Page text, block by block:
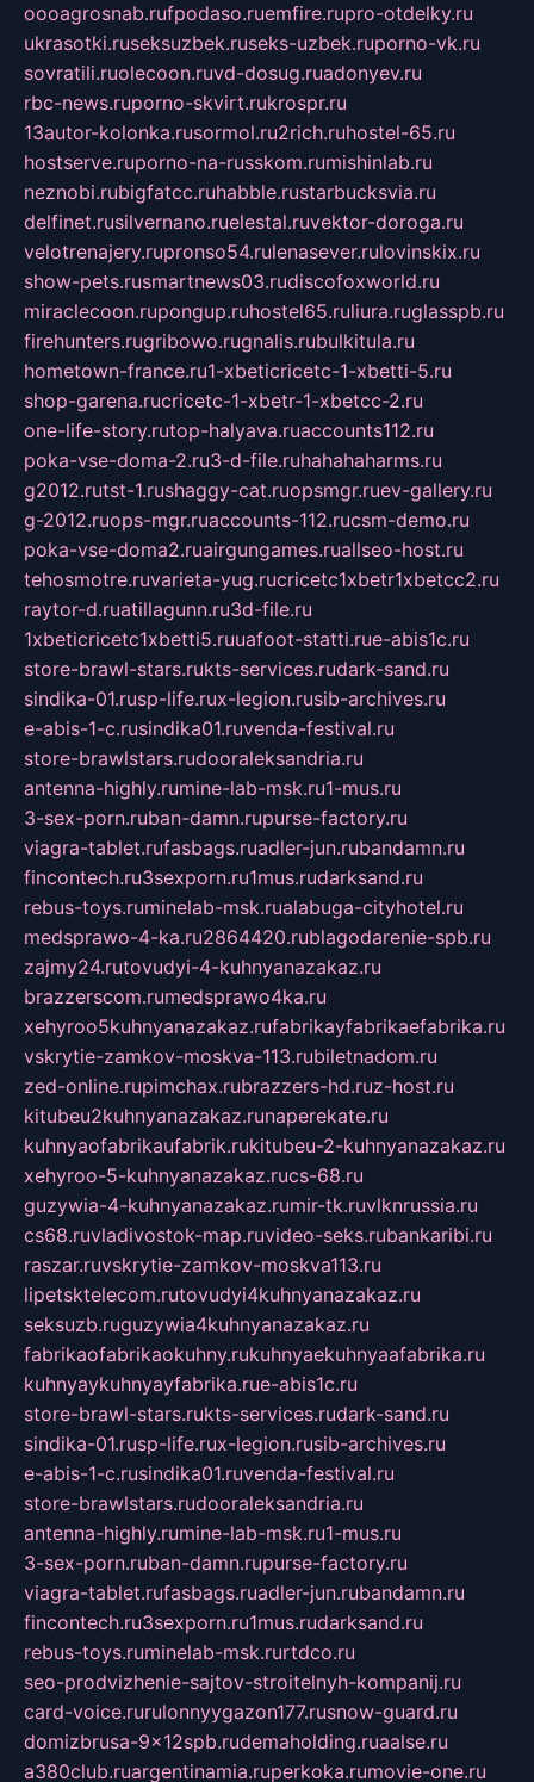
oooagrosnab.rufpodaso.ruemfire.rupro-otdelky.ru
ukrasotki.ruseksuzbek.ruseks-uzbek.ruporno-vk.ru
sovratili.ruolecoon.ruvd-dosug.ruadonyev.ru
rbc-news.ruporno-skvirt.rukrospr.ru
13autor-kolonka.rusormol.ru2rich.ruhostel-65.ru
hostserve.ruporno-na-russkom.rumishinlab.ru
neznobi.rubigfatcc.ruhabble.rustarbucksvia.ru
delfinet.rusilvernano.ruelestal.ruvektor-doroga.ru
velotrenajery.rupronso54.rulenasever.rulovinskix.ru
show-pets.rusmartnews03.rudiscofoxworld.ru
miraclecoon.rupongup.ruhostel65.ruliura.ruglasspb.ru
firehunters.rugribowo.rugnalis.rubulkitula.ru
hometown-france.ru1-xbeticricetc-1-xbetti-5.ru
shop-garena.rucricetc-1-xbetr-1-xbetcc-2.ru
one-life-story.rutop-halyava.ruaccounts112.ru
poka-vse-doma-2.ru3-d-file.ruhahahaharms.ru
g2012.rutst-1.rushaggy-cat.ruopsmgr.ruev-gallery.ru
g-2012.ruops-mgr.ruaccounts-112.rucsm-demo.ru
poka-vse-doma2.ruairgungames.ruallseo-host.ru
tehosmotre.ruvarieta-yug.rucricetc1xbetr1xbetcc2.ru
raytor-d.ruatillagunn.ru3d-file.ru
1xbeticricetc1xbetti5.ruuafoot-statti.rue-abis1c.ru
store-brawl-stars.rukts-services.rudark-sand.ru
sindika-01.rusp-life.rux-legion.rusib-archives.ru
e-abis-1-c.rusindika01.ruvenda-festival.ru
store-brawlstars.rudooraleksandria.ru
antenna-highly.rumine-lab-msk.ru1-mus.ru
3-sex-porn.ruban-damn.rupurse-factory.ru
viagra-tablet.rufasbags.ruadler-jun.rubandamn.ru
fincontech.ru3sexporn.ru1mus.rudarksand.ru
rebus-toys.ruminelab-msk.rualabuga-cityhotel.ru
medsprawo-4-ka.ru2864420.rublagodarenie-spb.ru
zajmy24.rutovudyi-4-kuhnyanazakaz.ru
brazzerscom.rumedsprawo4ka.ru
xehyroo5kuhnyanazakaz.rufabrikayfabrikaefabrika.ru
vskrytie-zamkov-moskva-113.rubiletnadom.ru
zed-online.rupimchax.rubrazzers-hd.ruz-host.ru
kitubeu2kuhnyanazakaz.runaperekate.ru
kuhnyaofabrikaufabrik.rukitubeu-2-kuhnyanazakaz.ru
xehyroo-5-kuhnyanazakaz.rucs-68.ru
guzywia-4-kuhnyanazakaz.rumir-tk.ruvlknrussia.ru
cs68.ruvladivostok-map.ruvideo-seks.rubankaribi.ru
raszar.ruvskrytie-zamkov-moskva113.ru
lipetsktelecom.rutovudyi4kuhnyanazakaz.ru
seksuzb.ruguzywia4kuhnyanazakaz.ru
fabrikaofabrikaokuhny.rukuhnyaekuhnyaafabrika.ru
kuhnyaykuhnyayfabrika.rue-abis1c.ru
store-brawl-stars.rukts-services.rudark-sand.ru
sindika-01.rusp-life.rux-legion.rusib-archives.ru
e-abis-1-c.rusindika01.ruvenda-festival.ru
store-brawlstars.rudooraleksandria.ru
antenna-highly.rumine-lab-msk.ru1-mus.ru
3-sex-porn.ruban-damn.rupurse-factory.ru
viagra-tablet.rufasbags.ruadler-jun.rubandamn.ru
fincontech.ru3sexporn.ru1mus.rudarksand.ru
rebus-toys.ruminelab-msk.rurtdco.ru
seo-prodvizhenie-sajtov-stroitelnyh-kompanij.ru
card-voice.rurulonnyygazon177.rusnow-guard.ru
domizbrusa-9x12spb.rudemaholding.ruaalse.ru
a380club.ruargentinamia.ruperkoka.rumovie-one.ru